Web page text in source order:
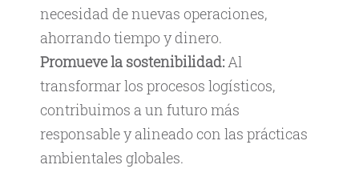
necesidad de nuevas operaciones,
ahorrando tiempo y dinero.
Promueve la sostenibilidad:Al
transformar los procesos logísticos,
contribuimos a un futuro más
responsable y alineado con las prácticas
ambientales globales.